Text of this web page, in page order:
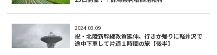
2024.03.09
祝・北陸新幹線敦賀延伸。行きか帰りに軽井沢で
途中下車して片道１時間の旅【後半】